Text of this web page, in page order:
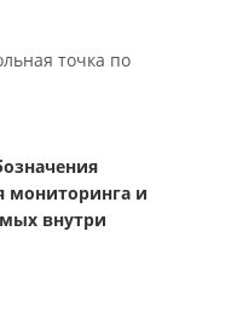
точка по
мониторинга и
внутри